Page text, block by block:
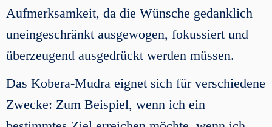
Aufmerksamkeit, da die Wünsche gedanklich
uneingeschränkt ausgewogen, fokussiert und
überzeugend ausgedrückt werden müssen.
Das Kobera-Mudra eignet sich für verschiedene
Zwecke: Zum Beispiel, wenn ich ein